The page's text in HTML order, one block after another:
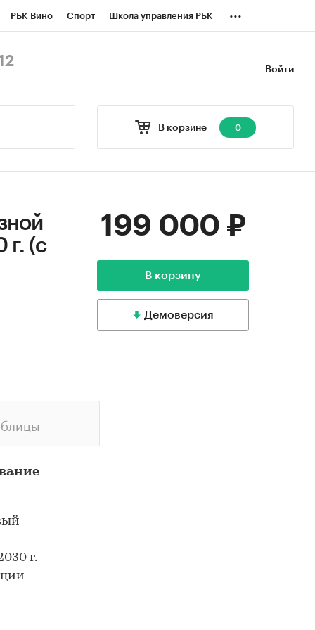
РБК Вино Спорт Школа управления РБК ...
Войти
В корзине 0
г. (с
199 000 ₽
В корзину
Демоверсия
г.